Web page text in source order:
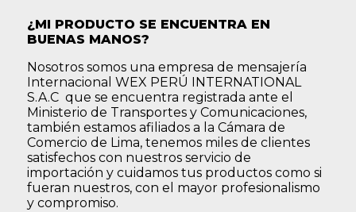
¿MI PRODUCTO SE ENCUENTRA EN
BUENAS MANOS?
Nosotros somos una empresa de mensajería
Internacional WEX PERÚ INTERNATIONAL
S.A.C que se encuentra registrada ante el
Ministerio de Transportes y Comunicaciones,
también estamos afiliados a la Cámara de
Comercio de Lima, tenemos miles de clientes
satisfechos con nuestros servicio de
importación y cuidamos tus productos como si
fueran nuestros, con el mayor profesionalismo
y compromiso.